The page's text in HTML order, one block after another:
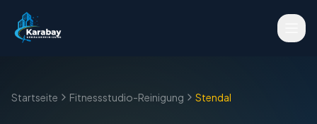
Startseite Fitnessstudio-Reinigung Stendal